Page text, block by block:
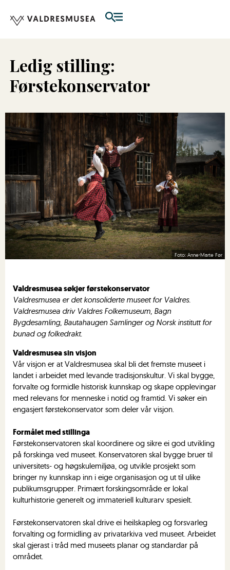
Ledig stilling:
Førstekonservator
Anne-Marte Før
Valdresmusea søkjer førstekonservator
Valdresmusea er det konsoliderte museet for Valdres.
Valdresmusea driv Valdres Folkemuseum, Bagn
Bygdesamling, Bautahaugen Samlinger og Norsk institutt for
bunad og folkedrakt.
Valdresmusea sin visjon
Vår visjon er at Valdresmusea skal bli det fremste museet i
landet i arbeidet med levande tradisjonskultur. Vi skal bygge,
forvalte og formidle historisk kunnskap og skape opplevingar
med relevans for menneske i notid og framtid. Vi søker ein
engasjert førstekonservator som deler vår visjon.
Formålet med stillinga
Førstekonservatoren skal koordinere og sikre ei god utvikling
på forskinga ved museet. Konservatoren skal bygge bruer til
universitets- og høgskulemiljøa, og utvikle prosjekt som
bringer ny kunnskap inn i eige organisasjon og ut til ulike
publikumsgrupper. Primært forskingsområde er lokal
kulturhistorie generelt og immateriell kulturarv spesielt.
Førstekonservatoren skal drive ei heilskapleg og forsvarleg
forvalting og formidling av privatarkiva ved museet. Arbeidet
skal gjerast i tråd med museets planar og standardar på
området.